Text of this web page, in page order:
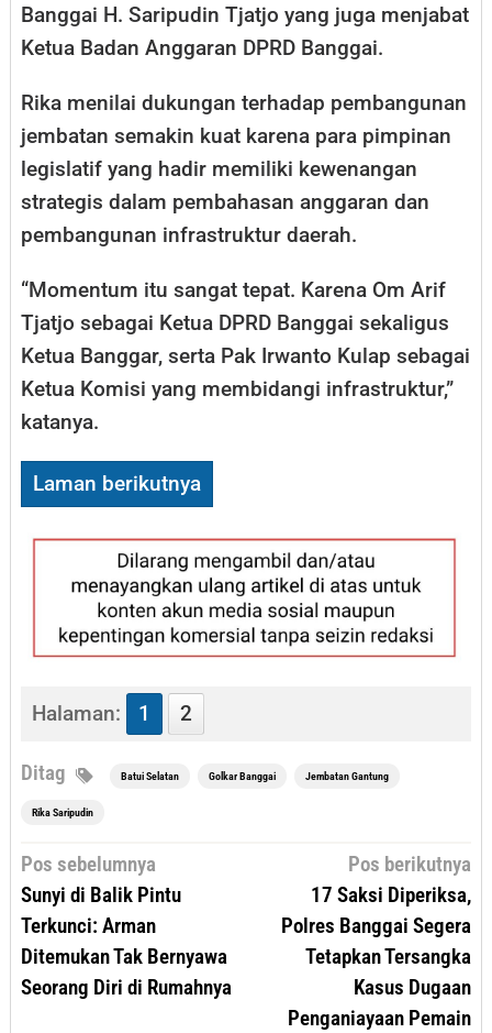
Banggai H. Saripudin Tjatjo yang juga menjabat
Ketua Badan Anggaran DPRD Banggai.
Rika menilai dukungan terhadap pembangunan
jembatan semakin kuat karena para pimpinan
legislatif yang hadir memiliki kewenangan
strategis dalam pembahasan anggaran dan
pembangunan infrastruktur daerah.
“Momentum itu sangat tepat. Karena Om Arif
Tjatjo sebagai Ketua DPRD Banggai sekaligus
Ketua Banggar, serta Pak Irwanto Kulap sebagai
Ketua Komisi yang membidangi infrastruktur,”
katanya.
Laman berikutnya
Halaman: 1 2
Ditag Batui Selatan Golkar Banggai Jembatan Gantung
Rika Saripudin
Navigasi
Pos sebelumnya
Sunyi di Balik Pintu
Terkunci: Arman
Ditemukan Tak Bernyawa
Seorang Diri di Rumahnya
Pos berikutnya
17 Saksi Diperiksa,
Polres Banggai Segera
Tetapkan Tersangka
Kasus Dugaan
Penganiayaan Pemain